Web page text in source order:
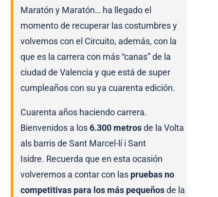
Maratón y Maratón… ha llegado el
momento de recuperar las costumbres y
volvemos con el Circuito, además, con la
que es la carrera con más “canas” de la
ciudad de Valencia y que está de super
cumpleaños con su ya cuarenta edición.
Cuarenta años haciendo carrera.
Bienvenidos a los6.300 metrosde la Volta
als barris de Sant Marcel-lí i Sant
Isidre. Recuerda que en esta ocasión
volveremos a contar con las pruebas no
competitivas para los más pequeñosde la